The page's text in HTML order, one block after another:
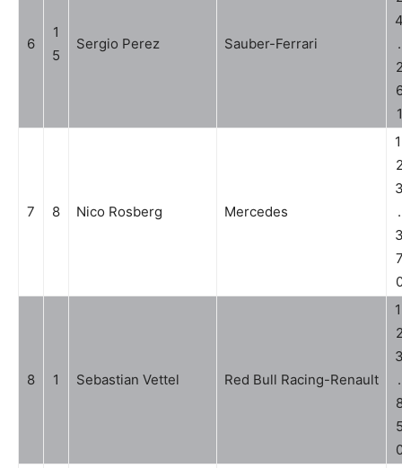
6
1
5
Sergio Perez Sauber-Ferrari
.
1
7 8 Nico Rosberg Mercedes
.
8 1 Sebastian Vettel Red Bull Racing-Renault
.